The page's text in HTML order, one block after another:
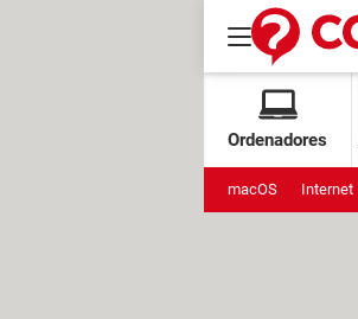
Ordenadores
macOS Internet